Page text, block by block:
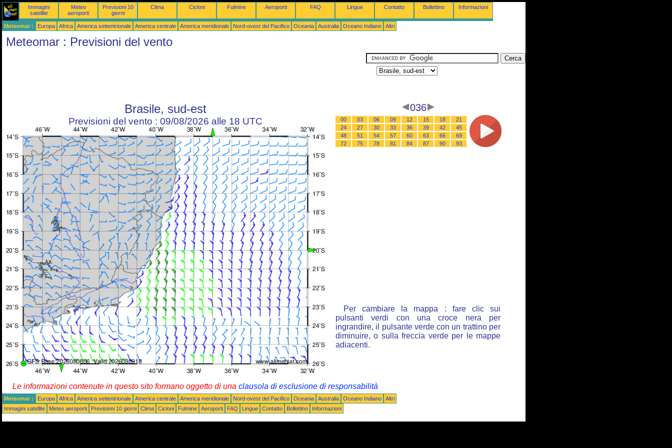
Immagini
satellite
Meteo
aeroporti
Previsioni 10
giorni
Clima Cicloni Fulmine Aeroporti FAQ Lingue Contatto Bollettino Informazioni
Meteomar : Europa Africa America settentrionale America centrale America meridionale Nord-ovest del Pacifico Oceania Australia Oceano Indiano Altri
Meteomar : Previsioni del vento
Brasile, sud-est
Previsioni del vento : 09/08/2026 alle 18 UTC
036
00 03 06 09 12 15 18
21
24
27 30 33 36 39 42
45
48
51 54 57 60 63 66
69
72
75 78 81 84 87 90 93
Per cambiare la mappa : fare clic sui
pulsanti verdi con una croce nera per
ingrandire, il pulsante verde con un trattino per
diminuire, o sulla freccia verde per le mappe
adiacenti.
Le informazioni contenute in questo sito formano oggetto di una clausola di esclusione di responsabilità
Meteomar : Europa Africa America settentrionale America centrale America meridionale Nord-ovest del Pacifico Oceania Australia Oceano Indiano
Altri
Immagini satellite
Meteo aeroporti Previsioni 10 giorni Clima Cicloni Fulmine Aeroporti FAQ Lingue Contatto Bollettino Informazioni